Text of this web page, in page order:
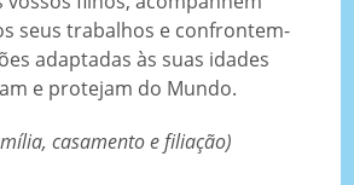
seus trabalhos e confrontem-
adaptadas às suas idades
e protejam do Mundo.
casamento e filiação)